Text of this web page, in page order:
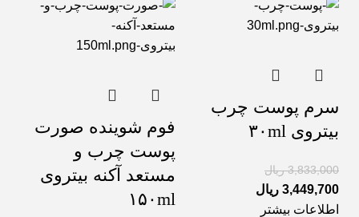
سرم پوست چرب
بیتروی ۳۰ml
3,833,000 ریال
3,449,700 ریال
اطلاعات بیشتر
فوم شوینده صورت
پوست چرب و
مستعد آکنه بیتروی
۱۵۰ml